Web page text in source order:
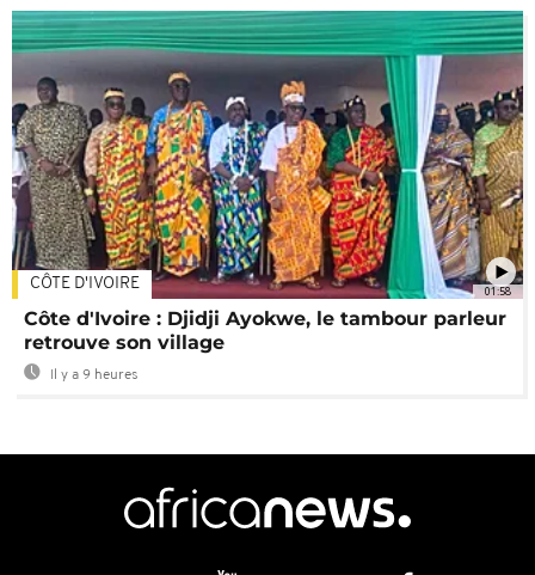
01:58
CÔTE D'IVOIRE
Côte d'Ivoire : Djidji Ayokwe, le tambour parleur
retrouve son village
Il y a 9 heures